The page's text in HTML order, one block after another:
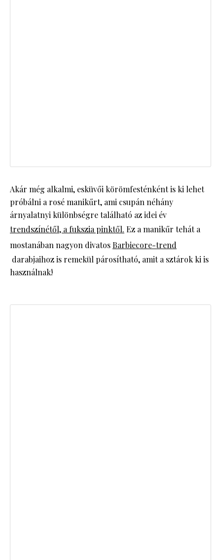
Akár még alkalmi, esküvői körömfesténként is ki lehet
próbálni a rosé manikűrt, ami csupán néhány
árnyalatnyi különbségre található az idei év
trendszínétől, a fukszia pinktől. Ez a manikűr tehát a
mostanában nagyon divatosBarbiecore-trend
darabjaihoz is remekül párosítható, amit a sztárok ki is
használnak!